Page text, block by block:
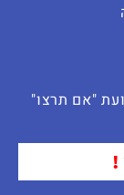
"אם תרצו"
!